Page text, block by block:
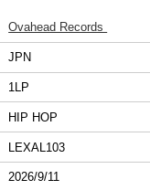
Ovahead Records
JPN
1LP
HIP HOP
LEXAL103
2026/9/11